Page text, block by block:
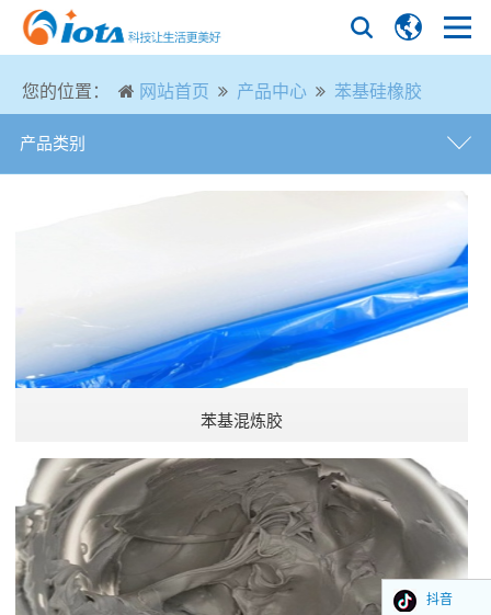
您的位置： 网站首页 产品中心 苯基硅橡胶
产品类别
甲基生胶
甲基乙烯基生胶
低压变型氟硅混炼胶（IOTA-FSR 系列）
耐高温硅橡胶
苯基混炼胶
抖音